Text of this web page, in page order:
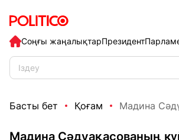
Соңғы жаңалықтарПрезидент
Басты бет Қоғам Мадина
Мадина Сәдуақасованың